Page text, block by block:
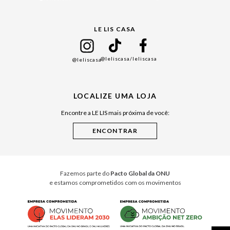
Cuidados Casa
LE LIS CASA
@leliscasa@leliscasa/leliscasa
LOCALIZE UMA LOJA
Encontre a LE LIS mais próxima de você:
Fazemos parte do Pacto Global da ONU
e estamos comprometidos com os movimentos